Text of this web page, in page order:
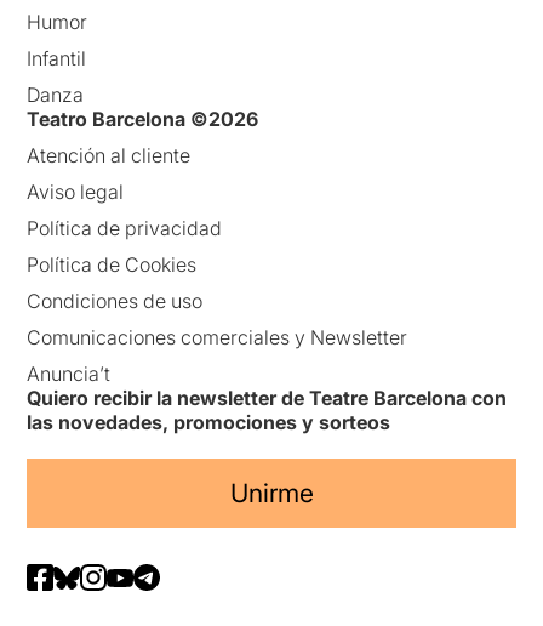
Humor
Infantil
Danza
Teatro Barcelona ©2026
Atención al cliente
Aviso legal
Política de privacidad
Política de Cookies
Condiciones de uso
Comunicaciones comerciales y Newsletter
Anuncia’t
Quiero recibir la newsletter de Teatre Barcelona con
las novedades, promociones y sorteos
Unirme